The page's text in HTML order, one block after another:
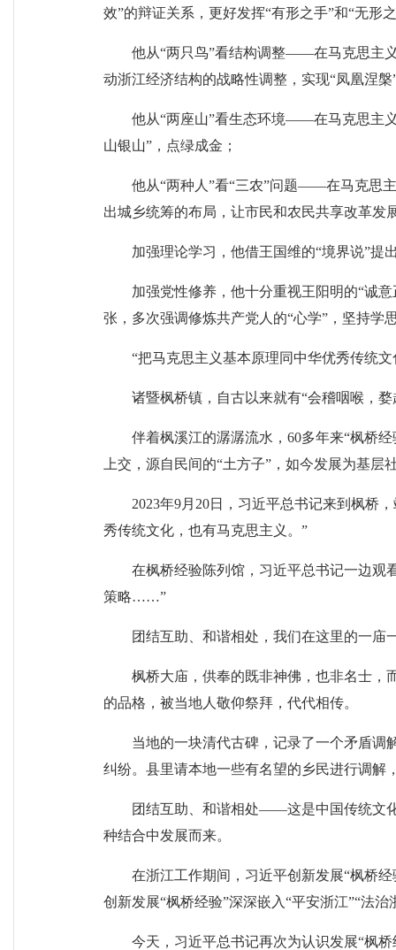
效”的辩证关系，更好发挥“有形之手”和“无形
他从“两只鸟”看结构调整——在马克思主
动浙江经济结构的战略性调整，实现“凤凰涅槃
他从“两座山”看生态环境——在马克思主
山银山”，点绿成金；
他从“两种人”看“三农”问题——在马克思
出城乡统筹的布局，让市民和农民共享改革发
加强理论学习，他借王国维的“境界说”提
加强党性修养，他十分重视王阳明的“诚
张，多次强调修炼共产党人的“心学”，坚持学
“把马克思主义基本原理同中华优秀传统
诸暨枫桥镇，自古以来就有“会稽咽喉，
伴着枫溪江的潺潺流水，60多年来“枫桥
上交，源自民间的“土方子”，如今发展为基层
2023年9月20日，习近平总书记来到枫桥
秀传统文化，也有马克思主义。”
在枫桥经验陈列馆，习近平总书记一边观
策略……”
团结互助、和谐相处，我们在这里的一
枫桥大庙，供奉的既非神佛，也非名士，
的品格，被当地人敬仰祭拜，代代相传。
当地的一块清代古碑，记录了一个矛盾调
纠纷。县里请本地一些有名望的乡民进行调解
团结互助、和谐相处——这是中国传统文
种结合中发展而来。
在浙江工作期间，习近平创新发展“枫桥
创新发展“枫桥经验”深深嵌入“平安浙江”“法
今天，习近平总书记再次为认识发展“枫